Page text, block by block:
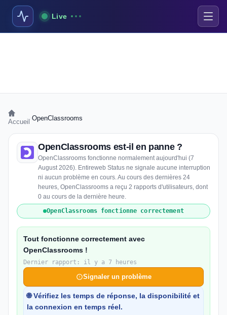
Live
Accueil OpenClassrooms
OpenClassrooms est-il en panne ?
OpenClassrooms fonctionne normalement aujourd'hui (7
August 2026). Entireweb Status ne signale aucune interruption
ni aucun problème en cours. Au cours des dernières 24
heures, OpenClassrooms a reçu 2 rapports d'utilisateurs, dont
0 au cours de la dernière heure.
OpenClassrooms fonctionne correctement
Tout fonctionne correctement avec
OpenClassrooms !
Dernier rapport: il y a 7 heures
Signaler un problème
🌐 Vérifiez les temps de réponse, la disponibilité et
la connexion en temps réel.